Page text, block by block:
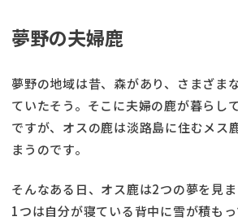
夢野の夫婦鹿
夢野の地域は昔、森があり、さまざま
ていたそう。そこに夫婦の鹿が暮らし
ですが、オスの鹿は淡路島に住むメス
まうのです。
そんなある日、オス鹿は2つの夢を見ま
1つは自分が寝ている背中に雪が積もっ